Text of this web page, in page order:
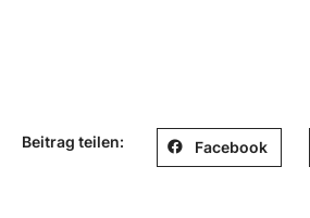
Beitrag teilen: Facebook